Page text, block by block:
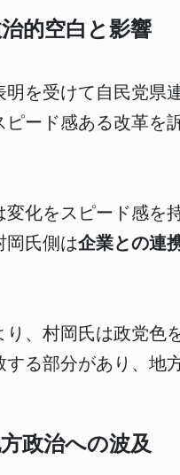
的空白と影響
明を受けて自民党県
ード感ある改革を
化をスピード感を
岡氏側は企業との連
、村岡氏は政党色
する部分があり、地
政治への波及